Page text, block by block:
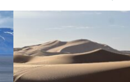
9j 2000€